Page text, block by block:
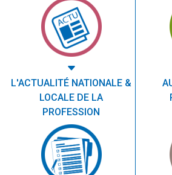
L'ACTUALITÉ NATIONALE &
LOCALE DE LA
PROFESSION